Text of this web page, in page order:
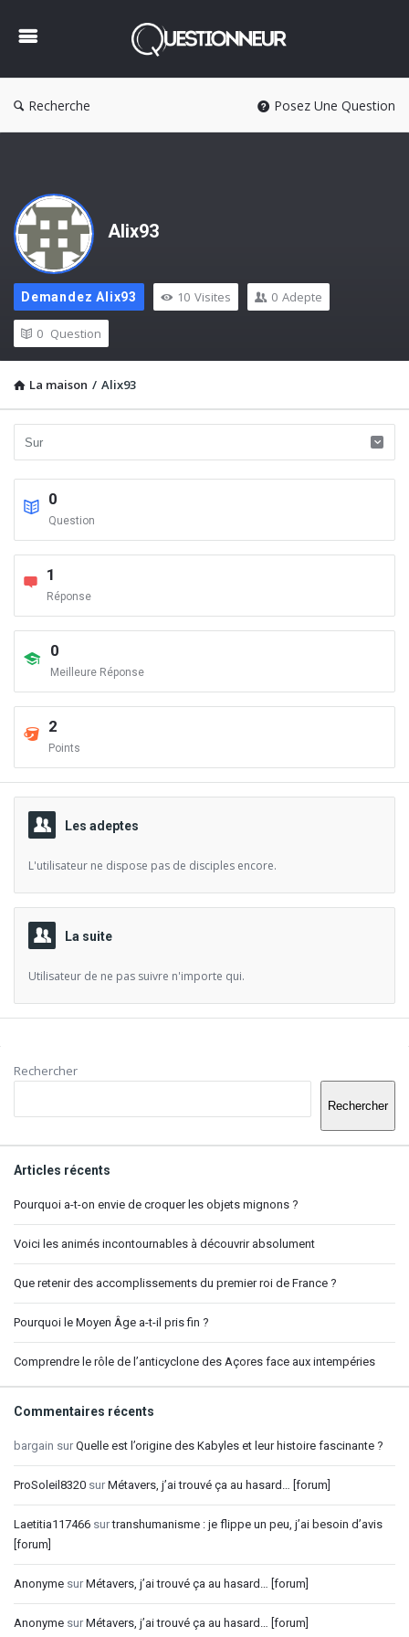
Recherche Posez Une Question
Alix93
Demandez Alix93 10 Visites 0 Adepte
0 Question
La maison / Alix93
0
Question
1
Réponse
0
Meilleure Réponse
2
Points
Les adeptes
L'utilisateur ne dispose pas de disciples encore.
La suite
Utilisateur de ne pas suivre n'importe qui.
latérale
Rechercher
Rechercher
Articles récents
Pourquoi a-t-on envie de croquer les objets mignons ?
Voici les animés incontournables à découvrir absolument
Que retenir des accomplissements du premier roi de France ?
Pourquoi le Moyen Âge a-t-il pris fin ?
Comprendre le rôle de l’anticyclone des Açores face aux intempéries
Commentaires récents
bargain sur Quelle est l’origine des Kabyles et leur histoire fascinante ?
ProSoleil8320 sur Métavers, j’ai trouvé ça au hasard… [forum]
Laetitia117466 surtranshumanisme : je flippe un peu, j’ai besoin d’avis
[forum]
Anonyme sur Métavers, j’ai trouvé ça au hasard… [forum]
Anonyme sur Métavers, j’ai trouvé ça au hasard… [forum]